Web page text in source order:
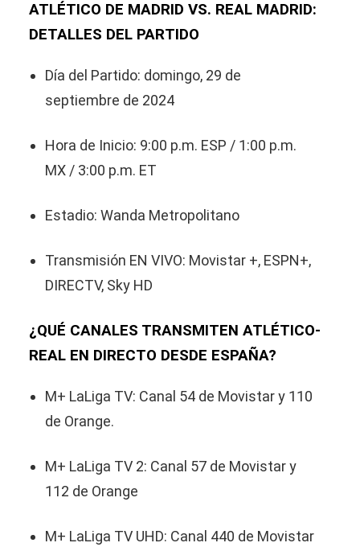
ATLÉTICO DE MADRID VS. REAL MADRID:
DETALLES DEL PARTIDO
Día del Partido: domingo, 29 de
septiembre de 2024
Hora de Inicio: 9:00 p.m. ESP / 1:00 p.m.
MX / 3:00 p.m. ET
Estadio: Wanda Metropolitano
Transmisión EN VIVO: Movistar +, ESPN+,
DIRECTV, Sky HD
¿QUÉ CANALES TRANSMITEN ATLÉTICO-
REAL EN DIRECTO DESDE ESPAÑA?
M+ LaLiga TV: Canal 54 de Movistar y 110
de Orange.
M+ LaLiga TV 2: Canal 57 de Movistar y
112 de Orange
M+ LaLiga TV UHD: Canal 440 de Movistar